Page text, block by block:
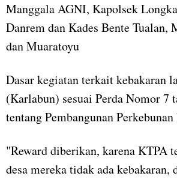
Manggala AGNI, Kapolsek
Danrem dan Kades Bente Tualan,
dan Muaratoyu
Dasar kegiatan terkait kebakaran
(Karlabun) sesuai Perda Nomor 7
tentang Pembangunan
"Reward diberikan, karena KTPA
desa mereka tidak ada kebakaran,